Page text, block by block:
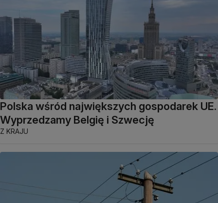
Polska wśród największych gospodarek UE.
Wyprzedzamy Belgię i Szwecję
Z KRAJU